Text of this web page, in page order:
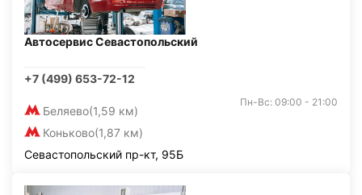
Автосервис Севастопольский
+7 (499) 653-72-12
Беляево(1,59 км)
Коньково(1,87 км)
Пн-Вс: 09:00 - 21:00
Севастопольский пр-кт, 95Б